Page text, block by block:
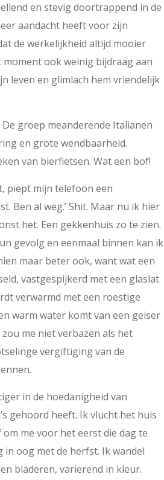
en stevig doortrappend in de
aandacht heeft voor zijn
de werkelijkheid altijd mooier
ook weinig bijdraag aan
leven en glimlach hem vriendelijk
groep meanderende Italianen
en grote wendbaarheid.
van bierfietsen. Wat een bof!
piept mijn telefoon een
Ben al weg.’ Shit. Maar nu ik hier
het. Een gekkenhuis zo te zien.
gevolg en eenmaal binnen kan ik
maar beter ook, want wat een
vastgespijkerd met een glaslat
verwarmd met een roestige
warm water komt van een geiser
me niet verbazen als het
vergiftiging van de
in de hoedanigheid van
gehoord heeft. Ik vlucht het huis
me voor het eerst die dag te
oog met de herfst. Ik wandel
bladeren, variërend in kleur.